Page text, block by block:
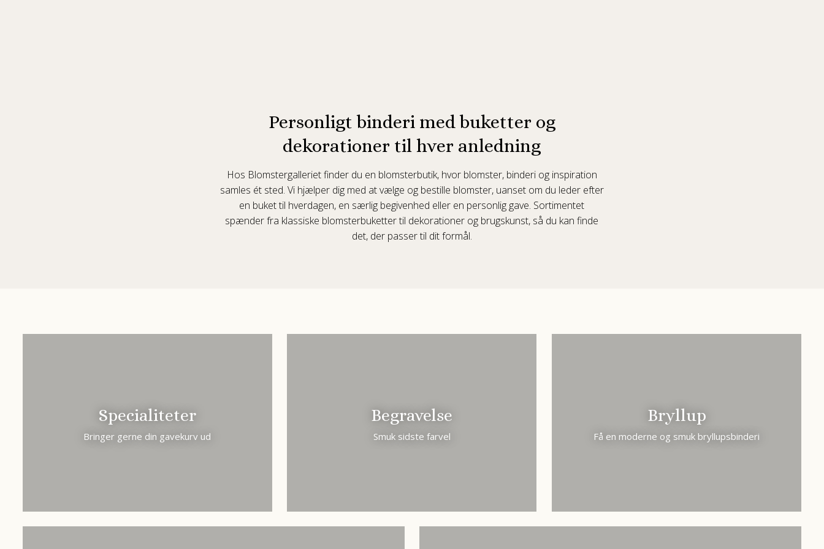
Personligt binderi med buketter og
dekorationer til hver anledning
Hos Blomstergalleriet finder du en blomsterbutik, hvor blomster, binderi og inspiration
samles ét sted. Vi hjælper dig med at vælge og bestille blomster, uanset om du leder efter
en buket til hverdagen, en særlig begivenhed eller en personlig gave. Sortimentet
spænder fra klassiske blomsterbuketter til dekorationer og brugskunst, så du kan finde
det, der passer til dit formål.
Specialiteter
Bringer gerne din gavekurv ud
Begravelse
Smuk sidste farvel
Bryllup
Få en moderne og smuk bryllupsbinderi